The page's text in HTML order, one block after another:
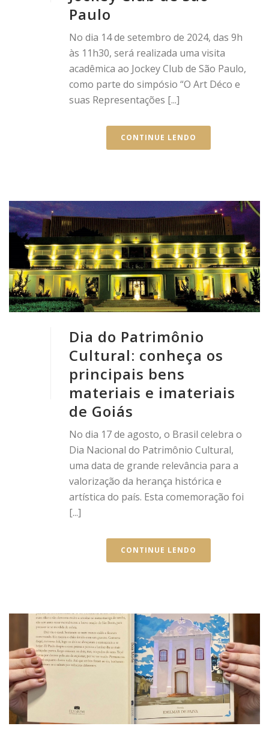
Paulo
No dia 14 de setembro de 2024, das 9h
às 11h30, será realizada uma visita
acadêmica ao Jockey Club de São Paulo,
como parte do simpósio “O Art Déco e
suas Representações [...]
CONTINUE LENDO
Dia do Patrimônio
Cultural: conheça os
principais bens
materiais e imateriais
de Goiás
No dia 17 de agosto, o Brasil celebra o
Dia Nacional do Patrimônio Cultural,
uma data de grande relevância para a
valorização da herança histórica e
artística do país. Esta comemoração foi
[...]
CONTINUE LENDO